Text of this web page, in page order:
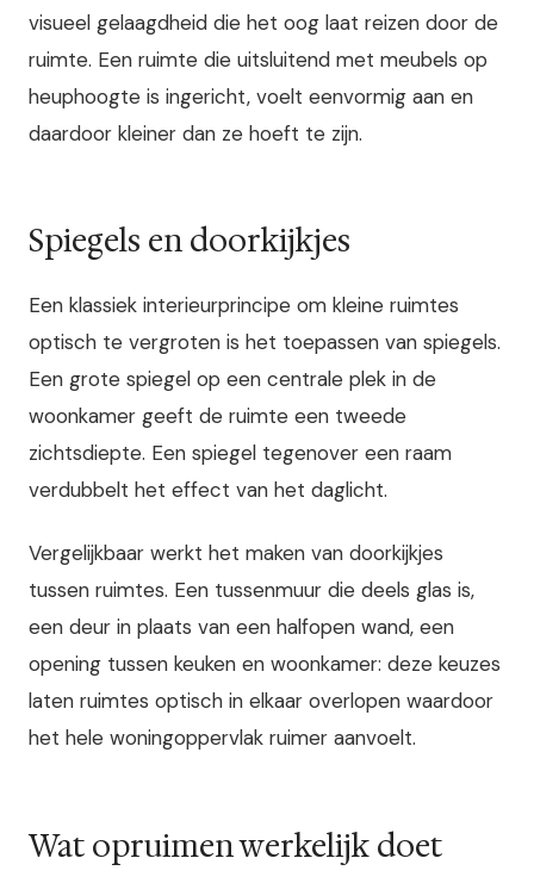
visueel gelaagdheid die het oog laat reizen door de
ruimte. Een ruimte die uitsluitend met meubels op
heuphoogte is ingericht, voelt eenvormig aan en
daardoor kleiner dan ze hoeft te zijn.
Spiegels en doorkijkjes
Een klassiek interieurprincipe om kleine ruimtes
optisch te vergroten is het toepassen van spiegels.
Een grote spiegel op een centrale plek in de
woonkamer geeft de ruimte een tweede
zichtsdiepte. Een spiegel tegenover een raam
verdubbelt het effect van het daglicht.
Vergelijkbaar werkt het maken van doorkijkjes
tussen ruimtes. Een tussenmuur die deels glas is,
een deur in plaats van een halfopen wand, een
opening tussen keuken en woonkamer: deze keuzes
laten ruimtes optisch in elkaar overlopen waardoor
het hele woningoppervlak ruimer aanvoelt.
Wat opruimen werkelijk doet